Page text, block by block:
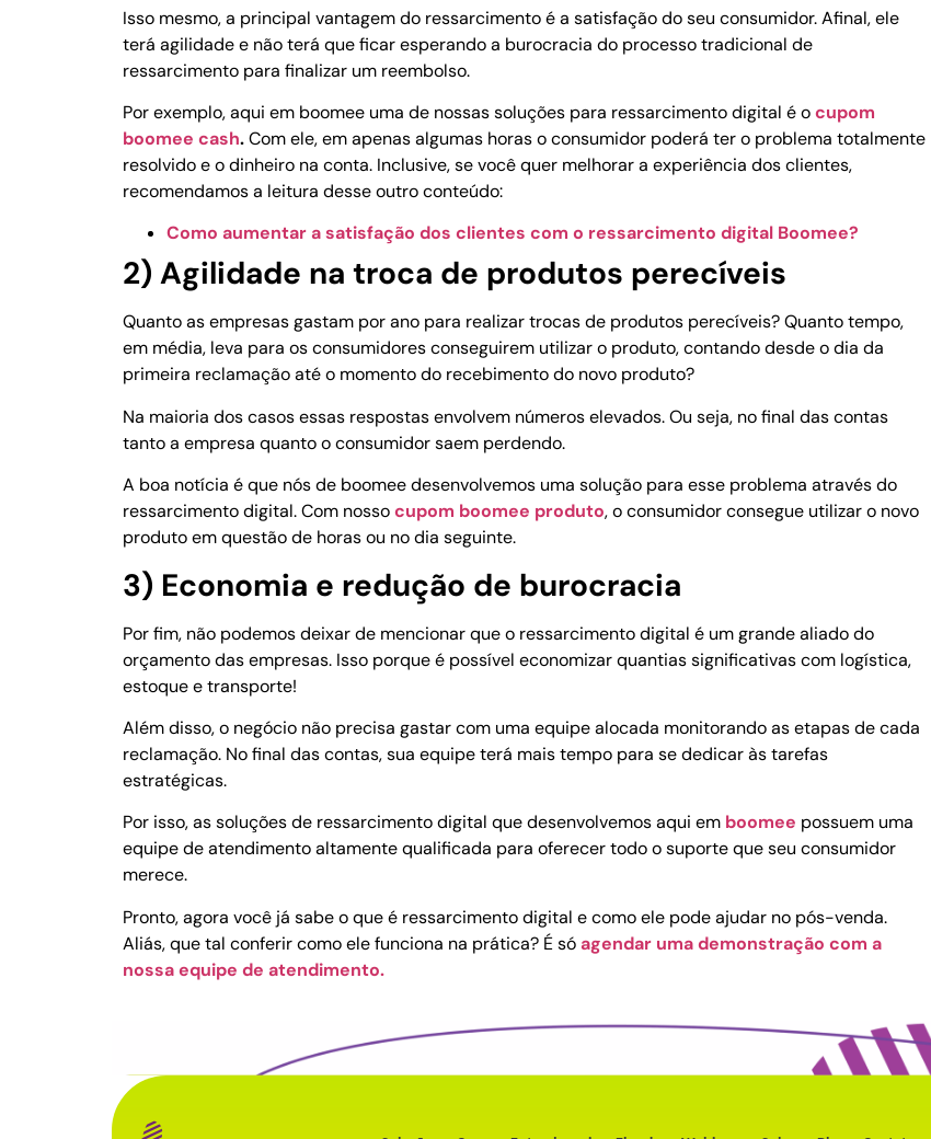
Isso mesmo, a principal vantagem do ressarcimento é a satisfação do seu consumidor. Afinal, ele
terá agilidade e não terá que ficar esperando a burocracia do processo tradicional de
ressarcimento para finalizar um reembolso.
Por exemplo, aqui em boomee uma de nossas soluções para ressarcimento digital é ocupom
boomee cash.Com ele, em apenas algumas horas o consumidor poderá ter o problema totalmente
resolvido e o dinheiro na conta. Inclusive, se você quer melhorar a experiência dos clientes,
recomendamos a leitura desse outro conteúdo:
Como aumentar a satisfação dos clientes com o ressarcimento digital Boomee?
2) Agilidade na troca de produtos perecíveis
Quanto as empresas gastam por ano para realizar trocas de produtos perecíveis? Quanto tempo,
em média, leva para os consumidores conseguirem utilizar o produto, contando desde o dia da
primeira reclamação até o momento do recebimento do novo produto?
Na maioria dos casos essas respostas envolvem números elevados. Ou seja, no final das contas
tanto a empresa quanto o consumidor saem perdendo.
A boa notícia é que nós de boomee desenvolvemos uma solução para esse problema através do
ressarcimento digital. Com nossocupom boomee produto, o consumidor consegue utilizar o novo
produto em questão de horas ou no dia seguinte.
3) Economia e redução de burocracia
Por fim, não podemos deixar de mencionar que o ressarcimento digital é um grande aliado do
orçamento das empresas. Isso porque é possível economizar quantias significativas com logística,
estoque e transporte!
Além disso, o negócio não precisa gastar com uma equipe alocada monitorando as etapas de cada
reclamação. No final das contas, sua equipe terá mais tempo para se dedicar às tarefas
estratégicas.
Por isso, as soluções de ressarcimento digital que desenvolvemos aqui em boomee possuem uma
equipe de atendimento altamente qualificada para oferecer todo o suporte que seu consumidor
merece.
Pronto, agora você já sabe o que é ressarcimento digital e como ele pode ajudar no pós-venda.
Aliás, que tal conferir como ele funciona na prática? É sóagendar uma demonstração com a
nossa equipe de atendimento.